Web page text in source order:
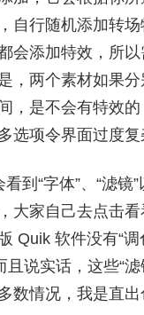
自行随机添加转
会添加特效，所以
，两个素材如果分
，是不会有特效
选项令界面过度复
到“字体”、“滤镜
大家自己去点击
Quik 软件没有“调
且说实话，这些“
数情况，我是直出